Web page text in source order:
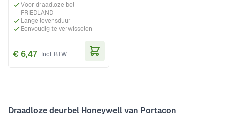
Voor draadloze bel
FRIEDLAND
Lange levensduur
Eenvoudig te verwisselen
€ 6,47
Draadloze deurbel Honeywell van Portacon